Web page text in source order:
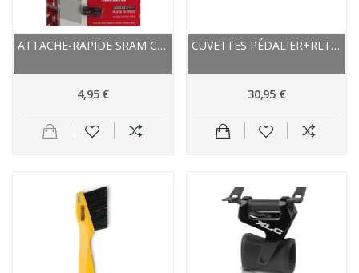
ATTACHE-RAPIDE SRAM CHAINE 10V POWER-LOCK NOIRE
4,95 €
CUVETTES PÉDALIER+RLTS SHIMANO INTÉGRÉES VTT...
30,95 €